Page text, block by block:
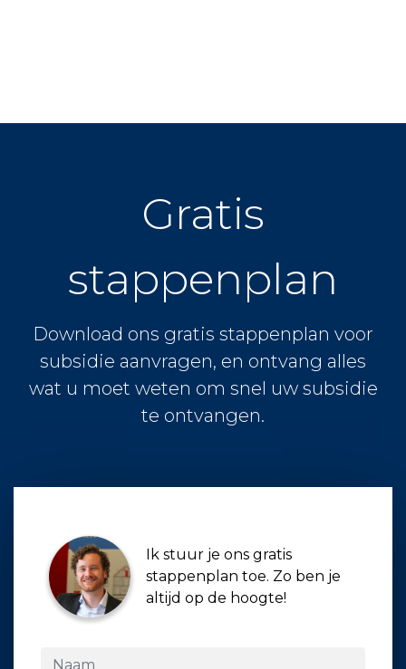
Gratis
stappenplan
Download ons gratis stappenplan voor
subsidie aanvragen, en ontvang alles
wat u moet weten om snel uw subsidie
te ontvangen.
Ik stuur je ons gratis
stappenplan toe. Zo ben je
altijd op de hoogte!